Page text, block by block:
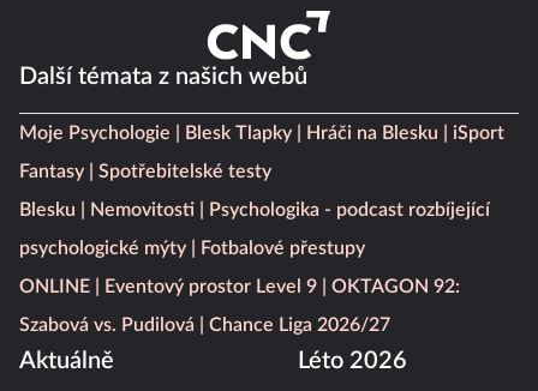
Další témata z našich webů
Moje Psychologie Blesk Tlapky Hráči na Blesku
iSport
Fantasy
Spotřebitelské testy
Blesku
Nemovitosti
Psychologika - podcast rozbíjející
psychologické mýty
Fotbalové přestupy
ONLINE
Eventový prostor Level 9
OKTAGON 92:
Szabová vs. Pudilová
Chance Liga 2026/27
Aktuálně Léto 2026